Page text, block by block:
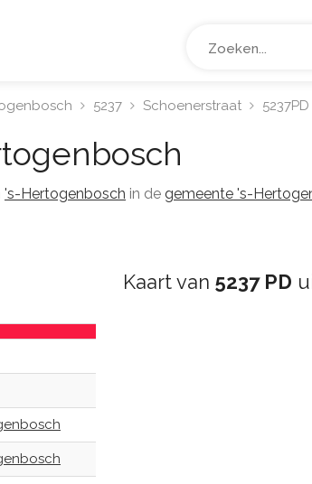
5237 Schoenerstraat 5237PD
's-Hertogenbosch in de gemeente 's-
Kaart van 5237 PD